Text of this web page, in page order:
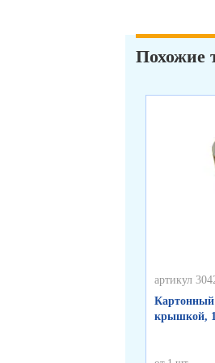
Похожие
артикул
Картонный
крышкой,